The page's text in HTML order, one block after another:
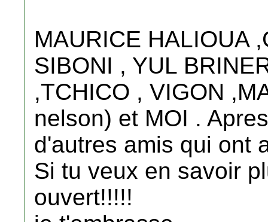
MAURICE HALIOUA
SIBONI , YUL
,TCHICO , VIGON
nelson) et MOI .
d'autres amis qui ont
Si tu veux en savoir
ouvert!!!!!